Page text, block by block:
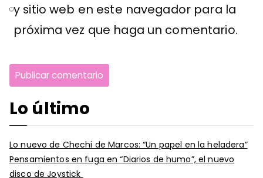
y sitio web en este navegador para la
próxima vez que haga un comentario.
Lo último
Lo nuevo de Chechi de Marcos: “Un papel en la heladera”
Pensamientos en fuga en “Diarios de humo”, el nuevo
disco de Joystick